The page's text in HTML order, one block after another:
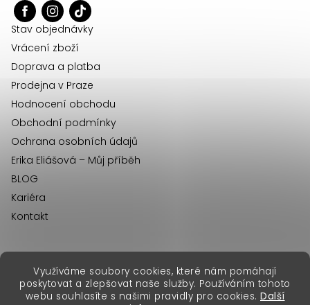
Využíváme soubory cookies, které nám pomáhají
poskytovat a zlepšovat naše služby. Používáním tohoto
webu souhlasíte s našimi pravidly pro cookies. Další
Stav objednávky
Vrácení zboží
Doprava a platba
Prodejna v Praze
Hodnocení obchodu
Obchodní podmínky
Ochrana osobních údajů
Erika Eliášová – Můj příběh
BLOG
Kariéra
Kontakt
Copyright 2026Erika Fashion. Všechna práva vyhrazena.
erikafashion.sk